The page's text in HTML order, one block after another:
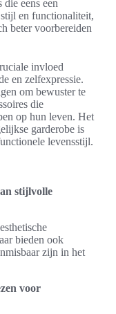
eens een
en functionaliteit,
beter voorbereiden
invloed
en zelfexpressie.
om bewuster te
die
op hun leven. Het
garderobe is
levensstijl.
stijlvolle
bieden ook
zijn in het
voor